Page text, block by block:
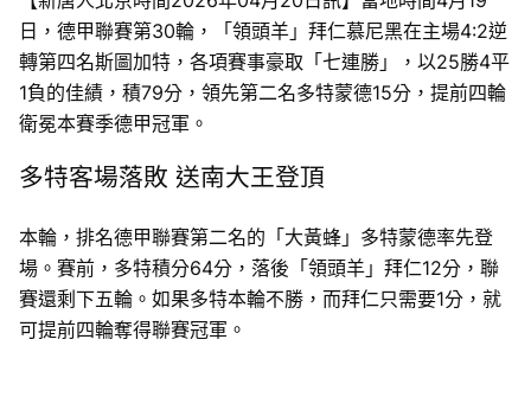
日，德甲聯賽第30輪，「領頭羊」拜仁慕尼黑在主場4:2逆
轉第四名斯圖加特，各項賽事豪取「七連勝」，以25勝4平
1負的佳績，積79分，領先第二名多特蒙德15分，提前四輪
衛冕本賽季德甲冠軍。
多特客場落敗 送南大王登頂
本輪，排名德甲聯賽第二名的「大黃蜂」多特蒙德率先登
場。賽前，多特積分64分，落後「領頭羊」拜仁12分，聯
賽還剩下五輪。如果多特本輪不勝，而拜仁只需要1分，就
可提前四輪奪得聯賽冠軍。